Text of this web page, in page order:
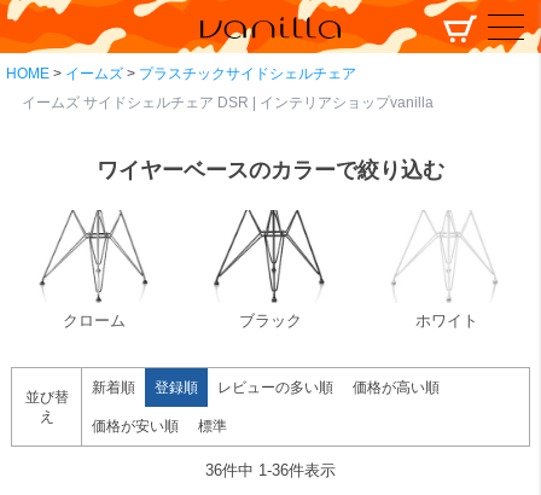
HOME イームズ
プラスチックサイドシェルチェア
イームズ サイドシェルチェア DSR | インテリアショップvanilla
ワイヤーベースのカラーで絞り込む
クローム ブラック ホワイト
並び替
え
新着順 登録順 レビューの多い順 価格が高い順
価格が安い順 標準
36件中 1-36件表示